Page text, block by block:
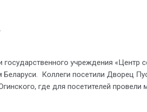
учреждения «Центр
Коллеги посетили Дворец
где для посетителей провели